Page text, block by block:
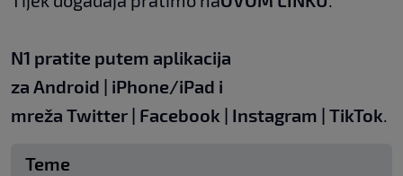
N1 pratite putem aplikacija
za Android | iPhone/iPad i
mreža Twitter | Facebook | Instagram | TikTok.
Teme